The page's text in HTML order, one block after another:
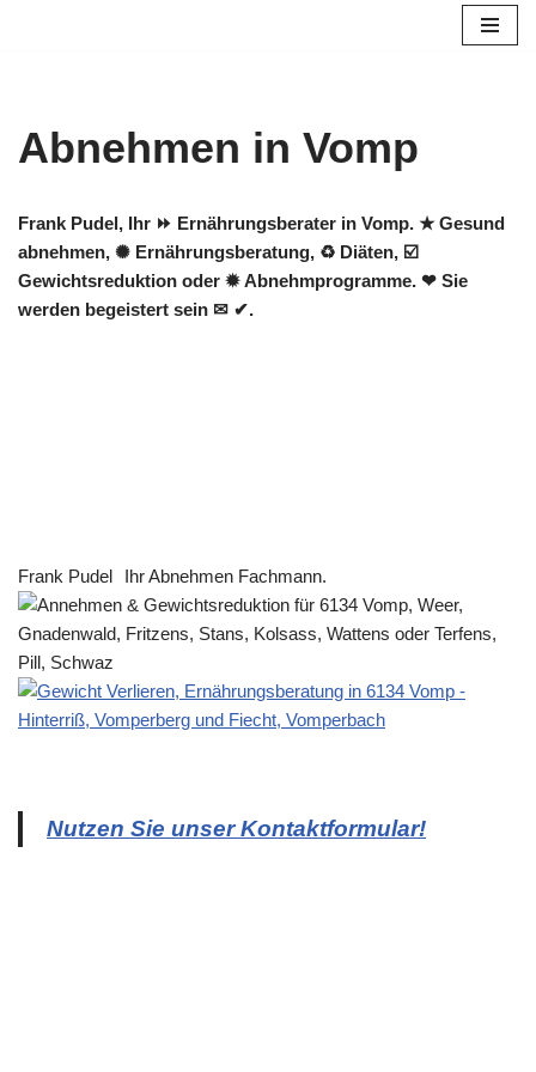
Abnehmen in Vomp
Frank Pudel, Ihr ⏩ Ernährungsberater in Vomp. ★ Gesund
abnehmen, ✺ Ernährungsberatung, ♻ Diäten, ☑️
Gewichtsreduktion oder ✹ Abnehmprogramme. ❤ Sie
werden begeistert sein ✉ ✔.
Frank Pudel Ihr Abnehmen Fachmann.
Nutzen Sie unser Kontaktformular!